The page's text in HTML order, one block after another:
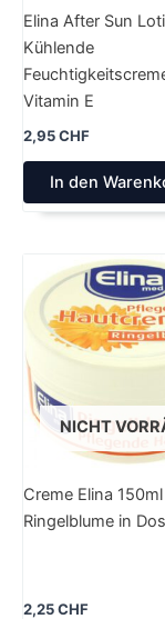
Elina After Sun
Kühlende
Vitamin E
2,95CHF
In den
NICHT
Creme Elina 150ml
Ringelblume in
2,25CHF